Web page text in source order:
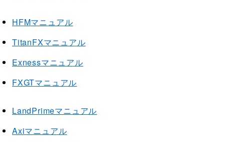
HFMマニュアル
TitanFXマニュアル
Exnessマニュアル
FXGTマニュアル
LandPrimeマニュアル
Axiマニュアル